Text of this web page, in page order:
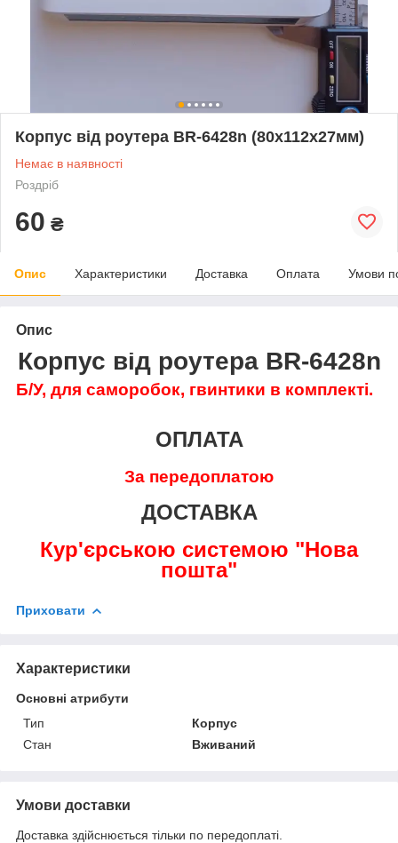
Корпус від роутера BR-6428n (80х112х27мм)
Немає в наявності
Роздріб
60 ₴
Опис Характеристики Доставка Оплата Умови
Опис
Корпус від роутера BR-6428n
Б/У, для саморобок, гвинтики в комплекті.
ОПЛАТА
За передоплатою
ДОСТАВКА
Кур'єрською системою "Нова
пошта"
Приховати
Характеристики
Основні атрибути
Тип
Корпус
Стан
Вживаний
Умови доставки
Доставка здійснюється тільки по передоплаті.